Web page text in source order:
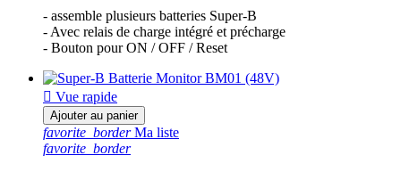
- assemble plusieurs batteries Super-B
- Avec relais de charge intégré et précharge
- Bouton pour ON / OFF / Reset
 Vue rapide
Ajouter au panier
favorite_borderMa liste
favorite_border